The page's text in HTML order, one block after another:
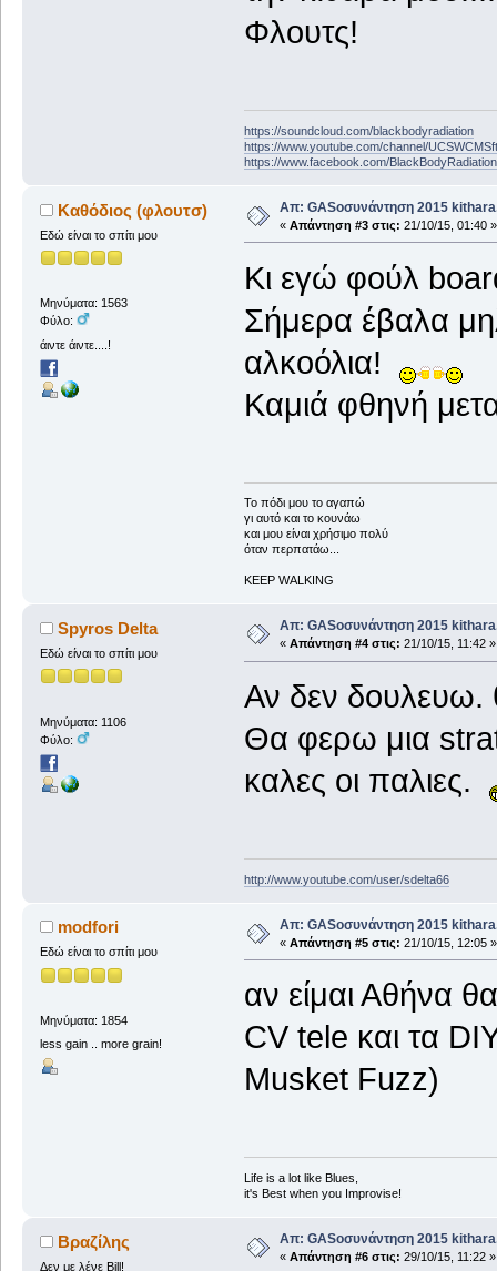
Φλουτς!
https://soundcloud.com/blackbodyradiation
https://www.youtube.com/channel/
https://www.facebook.com/
Καθόδιος (φλουτσ)
Εδώ είναι το σπίτι μου
Μηνύματα: 1563
Φύλο:
άιντε άιντε....!
Απ: GASοσυνάντηση 2015
« Απάντηση #3 στις: 21/10/15, 01:40 »
Κι εγώ φούλ
Σήμερα έβαλα
αλκοόλια!
Καμιά φθηνή
To πόδι μου το αγαπώ
γι αυτό και το κουνάω
και μου είναι χρήσιμο πολύ
όταν περπατάω...
KEEP WALKING
Spyros Delta
Εδώ είναι το σπίτι μου
Μηνύματα: 1106
Φύλο:
Απ: GASοσυνάντηση 2015
« Απάντηση #4 στις: 21/10/15, 11:42 »
Αν δεν δουλευω.
Θα φερω μια strat
καλες οι παλιες.
http://www.youtube.com/user/sdelta66
modfori
Εδώ είναι το σπίτι μου
Μηνύματα: 1854
less gain .. more grain!
Απ: GASοσυνάντηση 2015
« Απάντηση #5 στις: 21/10/15, 12:05 »
αν είμαι Αθήνα
CV tele και τα
Musket Fuzz)
Life is a lot like Blues,
it's Best when you Improvise!
Βραζίλης
Δεν με λένε Bill!
Απ: GASοσυνάντηση 2015
« Απάντηση #6 στις: 29/10/15, 11:22 »